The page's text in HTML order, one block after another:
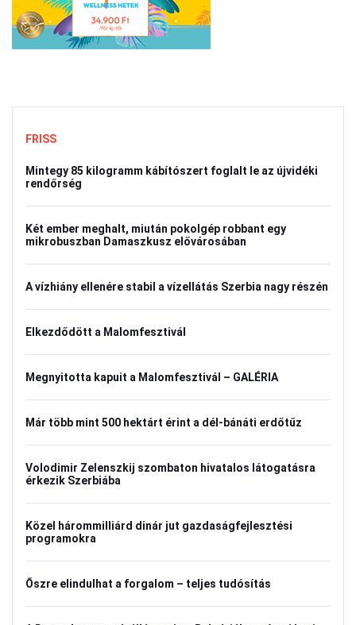
FRISS
Mintegy 85 kilogramm kábítószert foglalt le az újvidéki
rendőrség
Két ember meghalt, miután pokolgép robbant egy
mikrobuszban Damaszkusz elővárosában
A vízhiány ellenére stabil a vízellátás Szerbia nagy részén
Elkezdődött a Malomfesztivál
Megnyitotta kapuit a Malomfesztivál – GALÉRIA
Már több mint 500 hektárt érint a dél-bánáti erdőtűz
Volodimir Zelenszkij szombaton hivatalos látogatásra
érkezik Szerbiába
Közel hárommilliárd dinár jut gazdaságfejlesztési
programokra
Őszre elindulhat a forgalom – teljes tudósítás